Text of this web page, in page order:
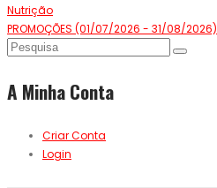
Nutrição
PROMOÇÕES (01/07/2026 - 31/08/2026)
A Minha Conta
Criar Conta
Login